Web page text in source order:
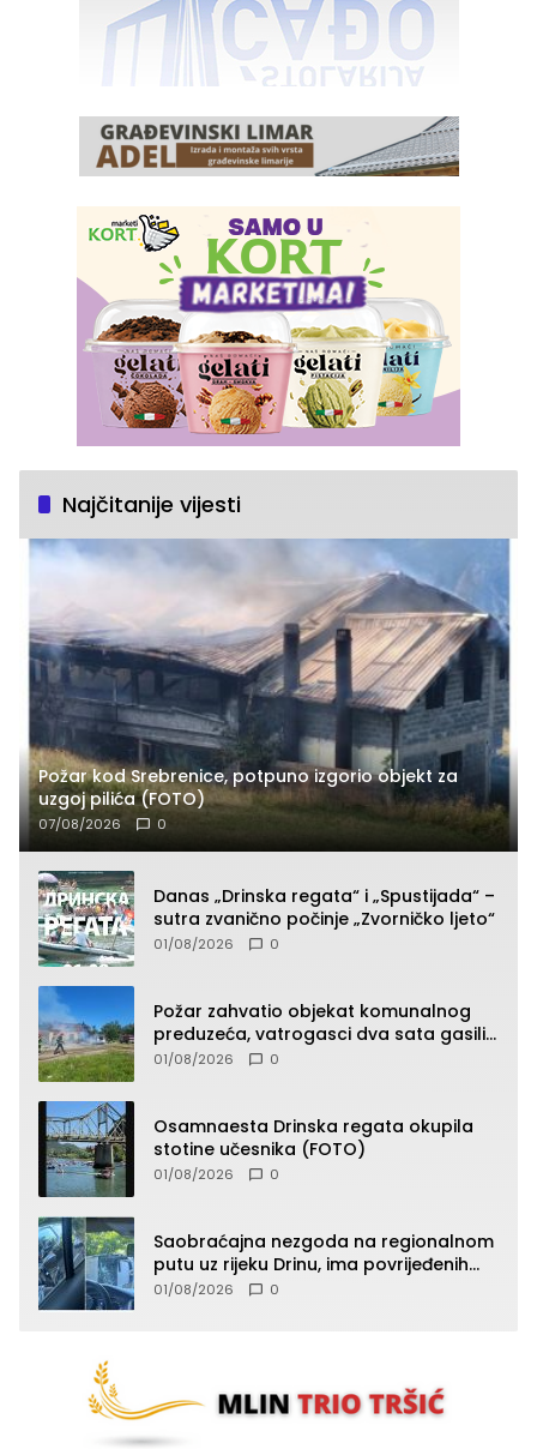
Najčitanije vijesti
Požar kod Srebrenice, potpuno izgorio objekt za
uzgoj pilića (FOTO)
07/08/2026 0
Danas „Drinska regata“ i „Spustijada“ –
sutra zvanično počinje „Zvorničko ljeto“
01/08/2026 0
Požar zahvatio objekat komunalnog
preduzeća, vatrogasci dva sata gasili
vatru (FOTO)
01/08/2026 0
Osamnaesta Drinska regata okupila
stotine učesnika (FOTO)
01/08/2026 0
Saobraćajna nezgoda na regionalnom
putu uz rijeku Drinu, ima povrijeđenih
lica (FOTO)
01/08/2026 0